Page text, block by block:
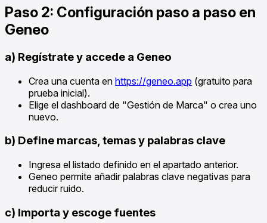
Paso 2: Configuración paso a paso en
Geneo
a) Regístrate y accede a Geneo
Crea una cuenta en https://geneo.app (gratuito para
prueba inicial).
Elige el dashboard de "Gestión de Marca" o crea uno
nuevo.
b) Define marcas, temas y palabras clave
Ingresa el listado definido en el apartado anterior.
Geneo permite añadir palabras clave negativas para
reducir ruido.
c) Importa y escoge fuentes